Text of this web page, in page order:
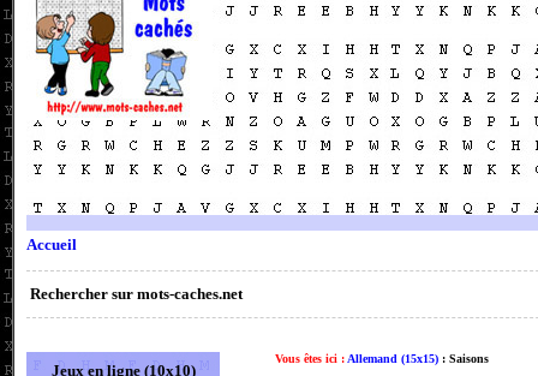
Accueil
Rechercher sur mots-caches.net
Jeux en ligne (10x10)
Vous êtes ici : Allemand (15x15) : Saisons